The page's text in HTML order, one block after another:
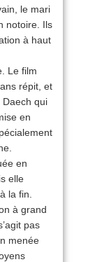
le mari
notoire. Ils
à haut
Le film
répit, et
qui
en
en
elle
la fin.
à grand
pas
menée